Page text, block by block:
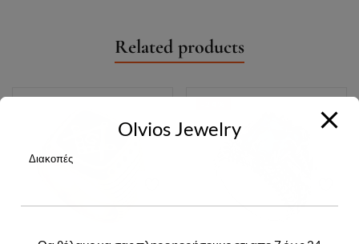
Related products
Olvios Jewelry
Διακοπές